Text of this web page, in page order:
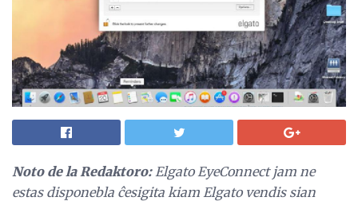
Noto de la Redaktoro: Elgato EyeConnect jam ne
estas disponebla ĉesigita kiam Elgato vendis sian